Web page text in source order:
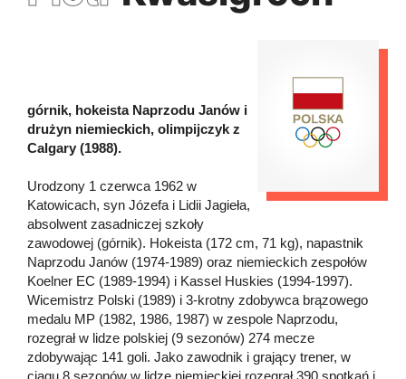
górnik, hokeista Naprzodu Janów i
drużyn niemieckich, olimpijczyk z
Calgary (1988).
Urodzony 1 czerwca 1962 w
Katowicach, syn Józefa i Lidii Jagieła,
absolwent zasadniczej szkoły
zawodowej (górnik). Hokeista (172 cm, 71 kg), napastnik
Naprzodu Janów (1974-1989) oraz niemieckich zespołów
Koelner EC (1989-1994) i Kassel Huskies (1994-1997).
Wicemistrz Polski (1989) i 3-krotny zdobywca brązowego
medalu MP (1982, 1986, 1987) w zespole Naprzodu,
rozegrał w lidze polskiej (9 sezonów) 274 mecze
zdobywając 141 goli. Jako zawodnik i grający trener, w
ciągu 8 sezonów w lidze niemieckiej rozegrał 390 spotkań i